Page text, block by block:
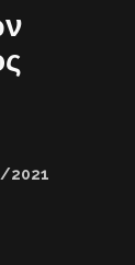
2021